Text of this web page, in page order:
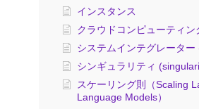
インスタンス
クラウドコンピューティン
システムインテグレーター
シンギュラリティ
スケーリング則（Scaling
Language Models）